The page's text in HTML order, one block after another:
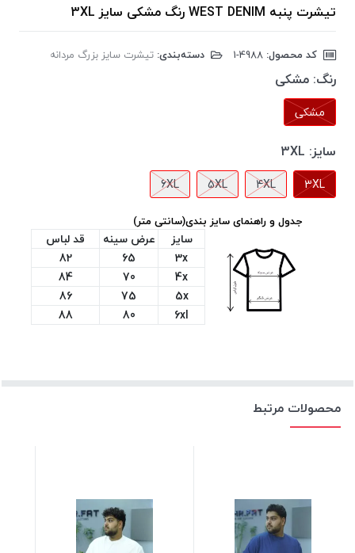
تیشرت پنبه WEST DENIM رنگ مشکی سایز 3XL
کد محصول: دسته‌بندی: تیشرت سایز بزرگ مردانه
رنگ: مشکی
مشکی
سایز: 3XL
3XL
4XL
5XL
6XL
جدول و راهنمای سایز بندی(سانتی متر)
سایز عرض سینه
قد لباس
3x
65
82
4x
70
84
5x
75
86
6xl
80
88
محصولات مرتبط